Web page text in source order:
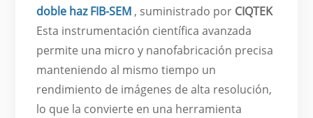
doble haz FIB-SEM , suministrado por CIQTEK
Esta instrumentación científica avanzada
permite una micro y nanofabricación precisa
manteniendo al mismo tiempo un
rendimiento de imágenes de alta resolución,
lo que la convierte en una herramienta